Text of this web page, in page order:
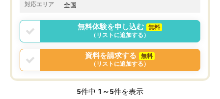
対応エリア 全国
無料体験を申し込む
無料
（リストに追加する）
資料を請求する
無料
（リストに追加する）
5件中 1～5件を表示